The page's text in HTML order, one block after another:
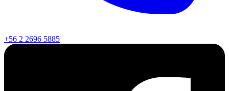
+56 2 2696 5885